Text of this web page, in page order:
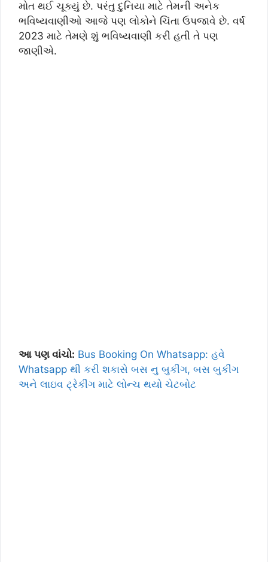
મોત થઈ ચૂક્યું છે. પરંતુ દુનિયા માટે તેમની અનેક
ભવિષ્યવાણીઓ આજે પણ લોકોને ચિંતા ઉપજાવે છે. વર્ષ
2023 માટે તેમણે શું ભવિષ્યવાણી કરી હતી તે પણ
જાણીએ.
આ પણ વાંચો: Bus Booking On Whatsapp: હવે
Whatsapp થી કરી શકાસે બસ નુ બુકીંગ, બસ બુકીંગ
અને લાઇવ ટ્રેકીંગ માટે લોન્ચ થયો ચેટબોટ